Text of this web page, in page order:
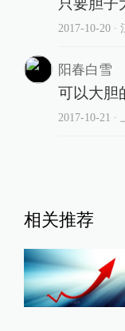
只要胆子
2017-10-20∙
阳春白雪
可以大胆
2017-10-21 ∙
相关推荐